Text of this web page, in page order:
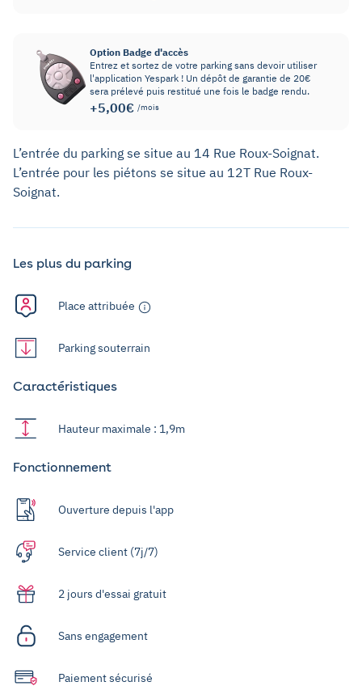
Option Badge d'accès
Entrez et sortez de votre parking sans devoir utiliser
l'application Yespark ! Un dépôt de garantie de 20€
sera prélevé puis restitué une fois le badge rendu.
+5,00€ /mois
L’entrée du parking se situe au 14 Rue Roux-Soignat.
L’entrée pour les piétons se situe au 12T Rue Roux-
Soignat.
Les plus du parking
Place attribuée
Parking souterrain
Caractéristiques
Hauteur maximale : 1,9m
Fonctionnement
Ouverture depuis l'app
Service client (7j/7)
2 jours d'essai gratuit
Sans engagement
Paiement sécurisé